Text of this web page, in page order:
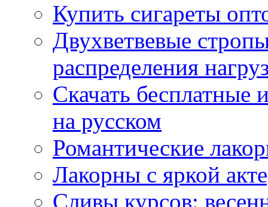
Купить сигареты
Двухветвевые
распределения
Скачать
на русском
Романтические
Лакорны с яркой
Сливы курсов: